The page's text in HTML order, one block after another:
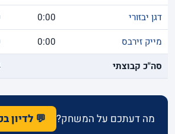
דגן יבזורי
0:00
מייק זירבס
0:00
סה"כ קבוצתי
מה דעתכם על המשחק? 💬 לדיון